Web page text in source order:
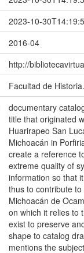
2023-10-
2016-04
http://
Facultad de
documentary
title that originated
Huarirapeo San
Michoacán in
create a reference
extreme quality of
information so that
thus to contribute
Michoacán de
on which it relies to
exist to preserve
shape to catalog
mentions the